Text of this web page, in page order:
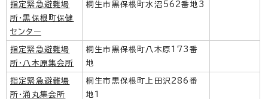
指定緊急避難場
所・黒保根町保健
センター
桐生市黒保根町水沼562番地3
指定緊急避難場
所・八木原集会所
桐生市黒保根町八木原173番
地
指定緊急避難場
所・涌丸集会所
桐生市黒保根町上田沢286番
地1